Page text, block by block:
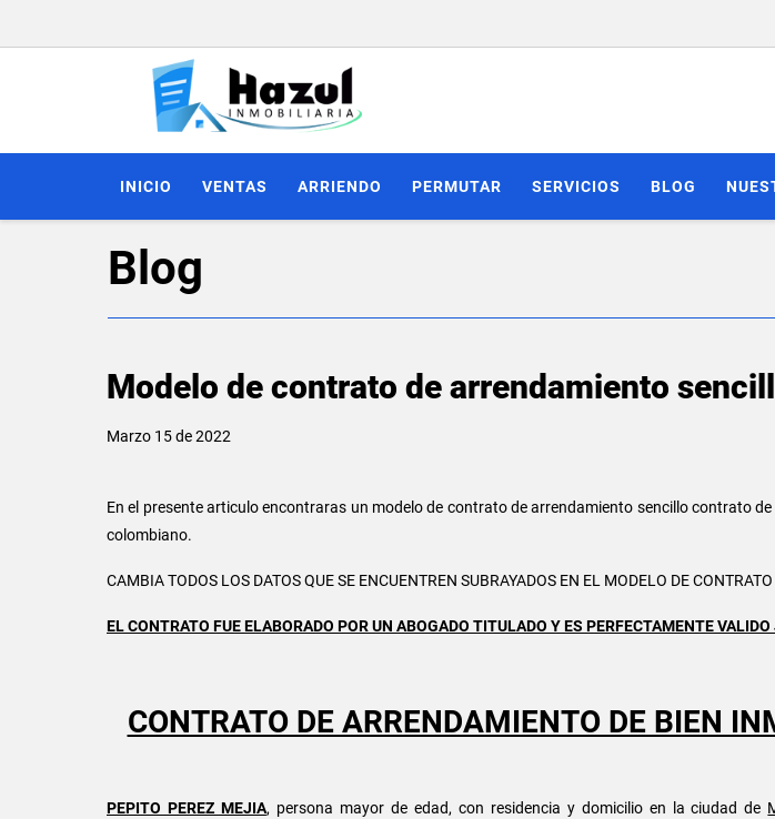
INICIO VENTAS ARRIENDO PERMUTAR SERVICIOS BLOG
Blog
Modelo de contrato de arrendamiento
Marzo 15 de 2022
En el presente articulo encontraras un modelo de contrato de arrendamiento sencillo contrato
colombiano.
CAMBIA TODOS LOS DATOS QUE SE ENCUENTREN SUBRAYADOS EN EL MODELO DE
EL CONTRATO FUE ELABORADO POR UN ABOGADO TITULADO Y ES PERFECTAMENTE
CONTRATO DE ARRENDAMIENTO DE BIEN
PEPITO PEREZ MEJIA, persona mayor de edad, con residencia y domicilio en la ciudad de